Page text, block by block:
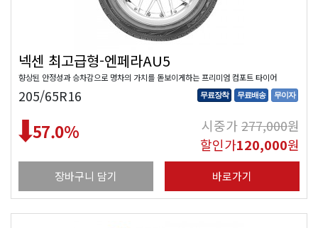
넥센 최고급형-엔페라AU5
향상된 안정성과 승차감으로 명차의 가치를 돋보이게하는 프리미엄 컴포트 타이어
205/65R16 무료장착 무료배송 무이자
57.0% 시중가277,000원
할인가120,000원
장바구니 담기 바로가기